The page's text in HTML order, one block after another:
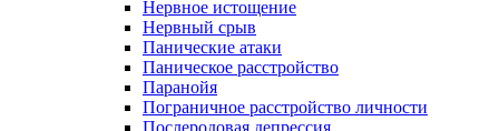
Нервное истощение
Нервный срыв
Панические атаки
Паническое расстройство
Паранойя
Пограничное расстройство личности
Послеродовая депрессия